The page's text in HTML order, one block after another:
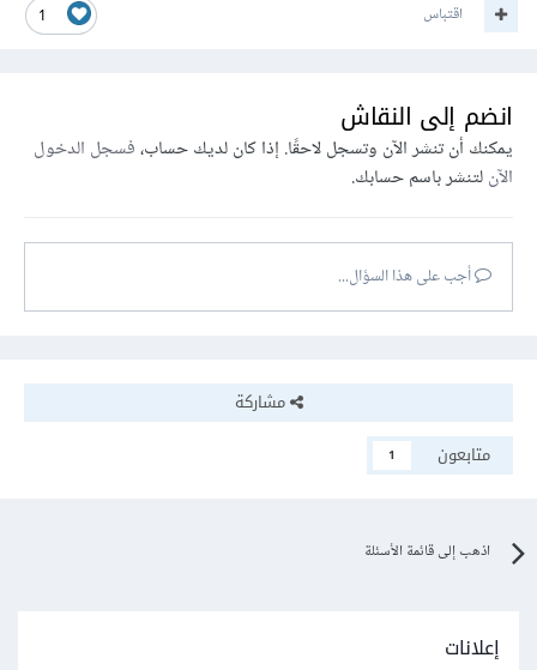
1 اقتباس
انضم إلى النقاش
يمكنك أن تنشر الآن وتسجل لاحقًا. إذا كان لديك حساب،فسجل الدخول
الآنلتنشر باسم حسابك.
أجب على هذا السؤال...
مشاركة
متابعون
1
اذهب إلى قائمة الأسئلة
إعلانات